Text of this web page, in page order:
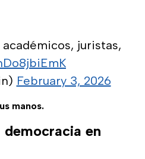
juristas,
February 3, 2026
manos.
en